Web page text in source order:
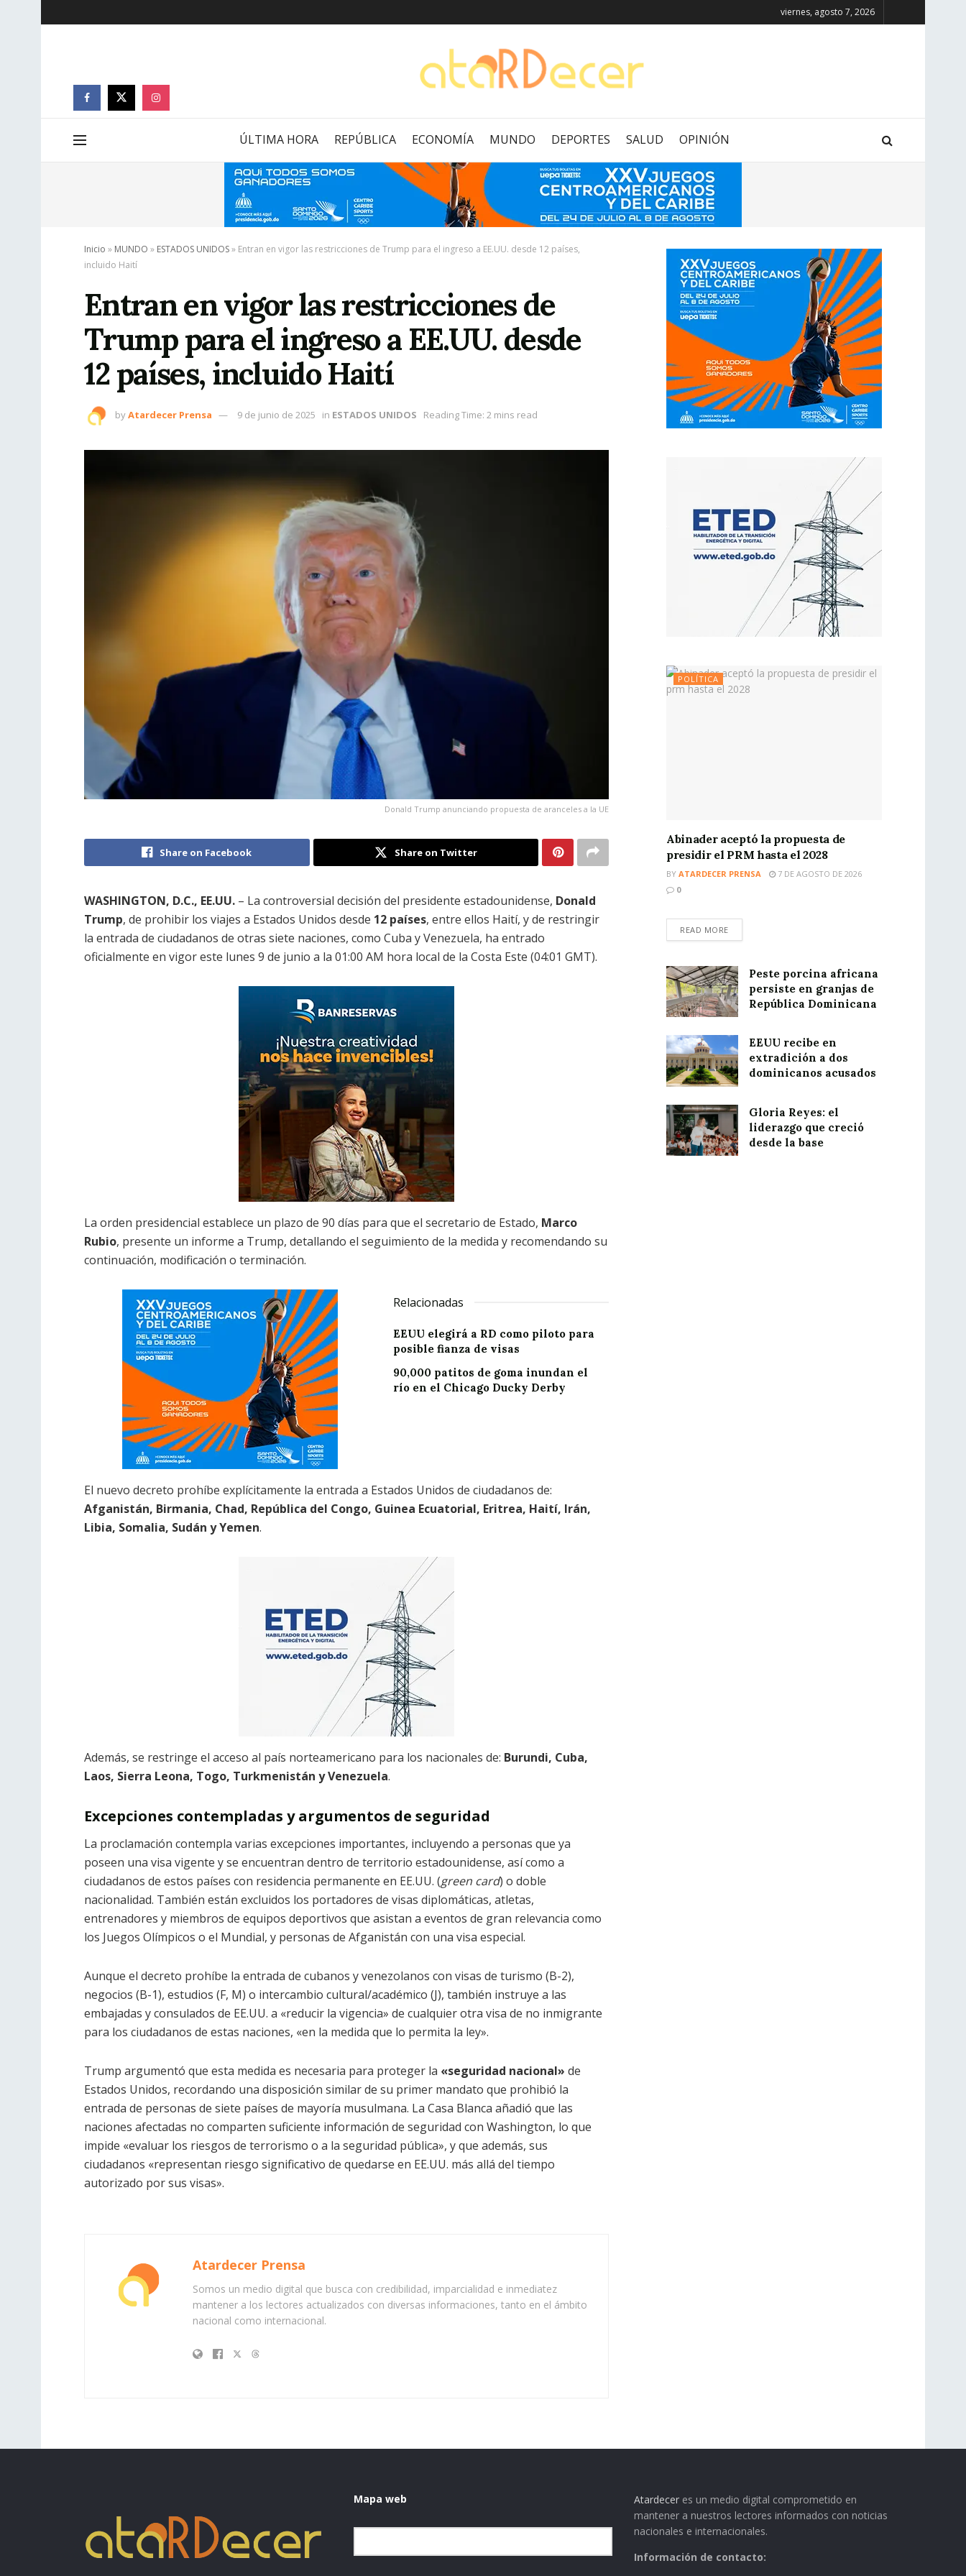
viernes, agosto 7, 2026
ÚLTIMA HORA REPÚBLICA ECONOMÍA MUNDO DEPORTES SALUD OPINIÓN
Inicio » MUNDO » ESTADOS UNIDOS» Entran en vigor las restricciones de Trump para el ingreso a EE.UU. desde 12 países,
incluido Haití
Entran en vigor las restricciones de
Trump para el ingreso a EE.UU. desde
12 países, incluido Haití
byAtardecer Prensa 9 de junio de 2025 in ESTADOS UNIDOS Reading Time: 2 mins read
Donald Trump anunciando propuesta de aranceles a la UE
Share on Facebook Share on Twitter
WASHINGTON, D.C., EE.UU. – La controversial decisión del presidente estadounidense, Donald
Trump, de prohibir los viajes a Estados Unidos desde 12 países, entre ellos Haití, y de restringir
la entrada de ciudadanos de otras siete naciones, como Cuba y Venezuela, ha entrado
oficialmente en vigor este lunes 9 de junio a la 01:00 AM hora local de la Costa Este (04:01 GMT).
La orden presidencial establece un plazo de 90 días para que el secretario de Estado, Marco
Rubio, presente un informe a Trump, detallando el seguimiento de la medida y recomendando su
continuación, modificación o terminación.
Relacionadas
EEUU elegirá a RD como piloto para
posible fianza de visas
90,000 patitos de goma inundan el
río en el Chicago Ducky Derby
El nuevo decreto prohíbe explícitamente la entrada a Estados Unidos de ciudadanos de:
Afganistán, Birmania, Chad, República del Congo, Guinea Ecuatorial, Eritrea, Haití, Irán,
Libia, Somalia, Sudán y Yemen.
Además, se restringe el acceso al país norteamericano para los nacionales de: Burundi, Cuba,
Laos, Sierra Leona, Togo, Turkmenistán y Venezuela.
Excepciones contempladas y argumentos de seguridad
La proclamación contempla varias excepciones importantes, incluyendo a personas que ya
poseen una visa vigente y se encuentran dentro de territorio estadounidense, así como a
ciudadanos de estos países con residencia permanente en EE.UU. (green card) o doble
nacionalidad. También están excluidos los portadores de visas diplomáticas, atletas,
entrenadores y miembros de equipos deportivos que asistan a eventos de gran relevancia como
los Juegos Olímpicos o el Mundial, y personas de Afganistán con una visa especial.
Aunque el decreto prohíbe la entrada de cubanos y venezolanos con visas de turismo (B-2),
negocios (B-1), estudios (F, M) o intercambio cultural/académico (J), también instruye a las
embajadas y consulados de EE.UU. a «reducir la vigencia» de cualquier otra visa de no inmigrante
para los ciudadanos de estas naciones, «en la medida que lo permita la ley».
Trump argumentó que esta medida es necesaria para proteger la «seguridad nacional» de
Estados Unidos, recordando una disposición similar de su primer mandato que prohibió la
entrada de personas de siete países de mayoría musulmana. La Casa Blanca añadió que las
naciones afectadas no comparten suficiente información de seguridad con Washington, lo que
impide «evaluar los riesgos de terrorismo o a la seguridad pública», y que además, sus
ciudadanos «representan riesgo significativo de quedarse en EE.UU. más allá del tiempo
autorizado por sus visas».
Atardecer Prensa
Somos un medio digital que busca con credibilidad, imparcialidad e inmediatez
mantener a los lectores actualizados con diversas informaciones, tanto en el ámbito
nacional como internacional.
POLÍTICA
Abinader aceptó la propuesta de
presidir el PRM hasta el 2028
BY ATARDECER PRENSA
7 DE AGOSTO DE 2026
0
READ MORE
Peste porcina africana
persiste en granjas de
República Dominicana
EEUU recibe en
extradición a dos
dominicanos acusados
Gloria Reyes: el
liderazgo que creció
desde la base
Mapa web Atardecer es un medio digital comprometido en
mantener a nuestros lectores informados con noticias
nacionales e internacionales.
Información de contacto: